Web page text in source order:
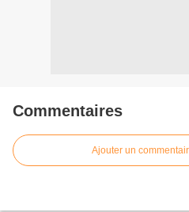
Commentaires
Ajouter un